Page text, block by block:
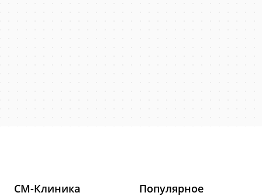
СМ-Клиника Популярное